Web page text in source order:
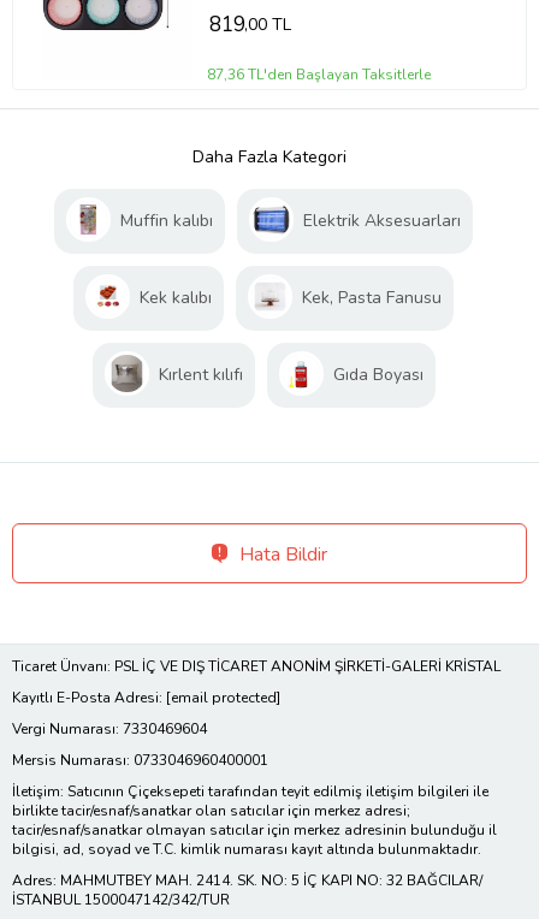
819,00 TL
87,36 TL'den Başlayan Taksitlerle
Daha Fazla Kategori
Muffin kalıbı Elektrik Aksesuarları
Kek kalıbı Kek, Pasta Fanusu
Kırlent kılıfı Gıda Boyası
Hata Bildir
Ticaret Ünvanı: PSL İÇ VE DIŞ TİCARET ANONİM ŞİRKETİ-GALERİ KRİSTAL
Kayıtlı E-Posta Adresi: [email protected]
Vergi Numarası: 7330469604
Mersis Numarası: 0733046960400001
İletişim: Satıcının Çiçeksepeti tarafından teyit edilmiş iletişim bilgileri ile
birlikte tacir/esnaf/sanatkar olan satıcılar için merkez adresi;
tacir/esnaf/sanatkar olmayan satıcılar için merkez adresinin bulunduğu il
bilgisi, ad, soyad ve T.C. kimlik numarası kayıt altında bulunmaktadır.
Adres: MAHMUTBEY MAH. 2414. SK. NO: 5 İÇ KAPI NO: 32 BAĞCILAR/
İSTANBUL 1500047142/342/TUR